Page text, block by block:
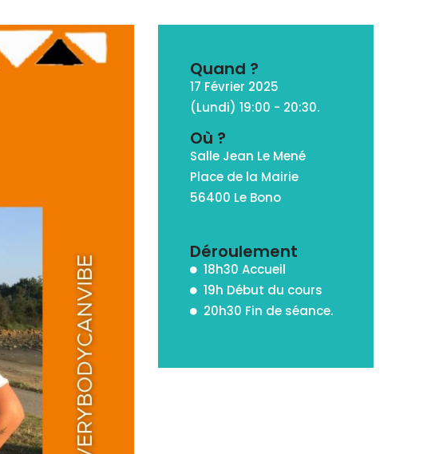
Quand ?
17 Février 2025
(Lundi) 19:00 - 20:30.
Où ?
Salle Jean Le Mené
Place de la Mairie
56400 Le Bono
Déroulement
18h30 Accueil
19h Début du cours
20h30 Fin de séance.